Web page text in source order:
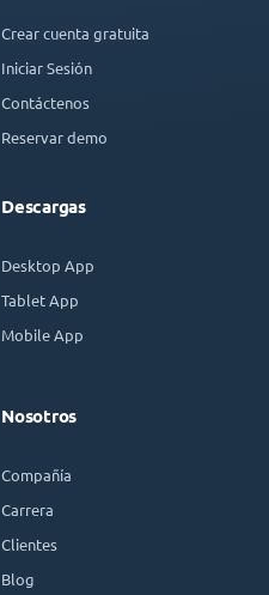
Crear cuenta gratuita
Iniciar Sesión
Contáctenos
Reservar demo
Descargas
Desktop App
Tablet App
Mobile App
Nosotros
Compañía
Carrera
Clientes
Blog